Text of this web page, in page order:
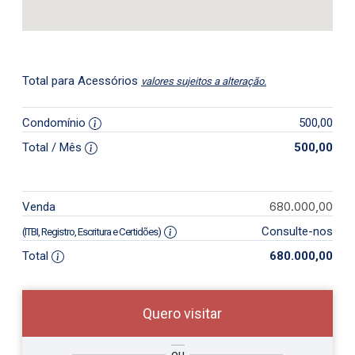
Total para Acessórios valores sujeitos a alteração.
Condomínio
500,00
Total / Mês
500,00
Venda 680.000,00
(ITBI, Registro, Escritura e Certidões)
Consulte-nos
Total
680.000,00
Quero visitar
Qual o melhor dia e horário para